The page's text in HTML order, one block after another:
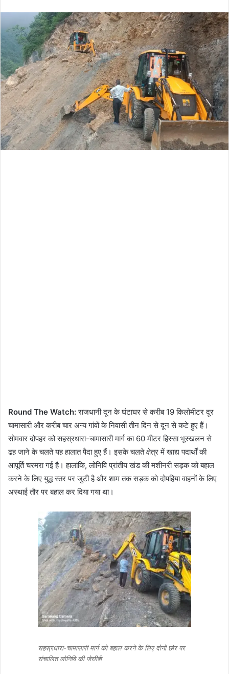
Round The Watch:राजधानी दून के घंटाघर से करीब 19 किलोमीटर दूर
चामासारी और करीब चार अन्य गांवों के निवासी तीन दिन से दून से कटे हुए हैं।
सोमवार दोपहर को सहस्रधारा-चामासारी मार्ग का 60 मीटर हिस्सा भूस्खलन से
ढह जाने के चलते यह हालात पैदा हुए हैं। इसके चलते क्षेत्र में खाद्य पदार्थों की
आपूर्ति चरमरा गई है। हालांकि, लोनिवि प्रांतीय खंड की मशीनरी सड़क को बहाल
करने के लिए युद्ध स्तर पर जुटी है और शाम तक सड़क को दोपहिया वाहनों के लिए
अस्थाई तौर पर बहाल कर दिया गया था।
सहस्रधारा-चामासारी मार्ग को बहाल करने के लिए दोनों छोर पर
संचालित लोनिवि की जेसीबी